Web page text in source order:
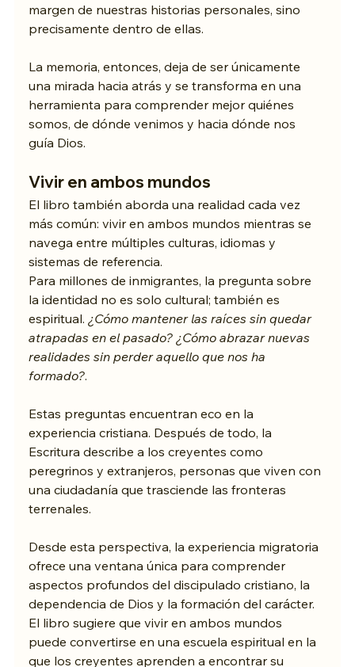
margen de nuestras historias personales, sino
precisamente dentro de ellas.
La memoria, entonces, deja de ser únicamente
una mirada hacia atrás y se transforma en una
herramienta para comprender mejor quiénes
somos, de dónde venimos y hacia dónde nos
guía Dios.
Vivir en ambos mundos
El libro también aborda una realidad cada vez
más común: vivir en ambos mundos mientras se
navega entre múltiples culturas, idiomas y
sistemas de referencia.
Para millones de inmigrantes, la pregunta sobre
la identidad no es solo cultural; también es
espiritual. ¿Cómo mantener las raíces sin quedar
atrapadas en el pasado? ¿Cómo abrazar nuevas
realidades sin perder aquello que nos ha
formado?.
Estas preguntas encuentran eco en la
experiencia cristiana. Después de todo, la
Escritura describe a los creyentes como
peregrinos y extranjeros, personas que viven con
una ciudadanía que trasciende las fronteras
terrenales.
Desde esta perspectiva, la experiencia migratoria
ofrece una ventana única para comprender
aspectos profundos del discipulado cristiano, la
dependencia de Dios y la formación del carácter.
El libro sugiere que vivir en ambos mundos
puede convertirse en una escuela espiritual en la
que los creyentes aprenden a encontrar su